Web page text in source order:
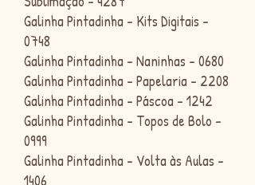
Galinha Pintadinha - Kits Digitais -
0748
Galinha Pintadinha - Naninhas - 0680
Galinha Pintadinha - Papelaria - 2208
Galinha Pintadinha - Páscoa - 1242
Galinha Pintadinha - Topos de Bolo -
0999
Galinha Pintadinha - Volta às Aulas -
1406